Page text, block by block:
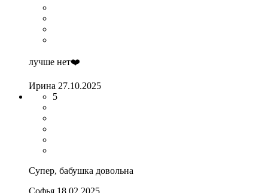
лучше нет❤️
Ирина 27.10.2025
5
Супер, бабушка довольна
Софья 18.02.2025